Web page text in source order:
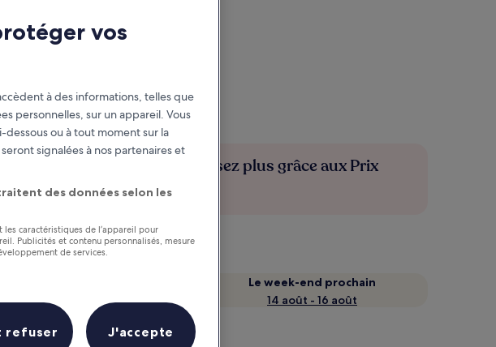
pour
Économisez plus grâce aux Prix
membres
7 août - 9 août
Le week-end prochain
14 août - 16 août
vos
à des informations, telles que
personnelles, sur un appareil. Vous
ou à tout moment sur la
signalées à nos partenaires et
des données selon les
caractéristiques de l’appareil pour
Publicités et contenu personnalisés, mesure
de services.
refuser J'accepte